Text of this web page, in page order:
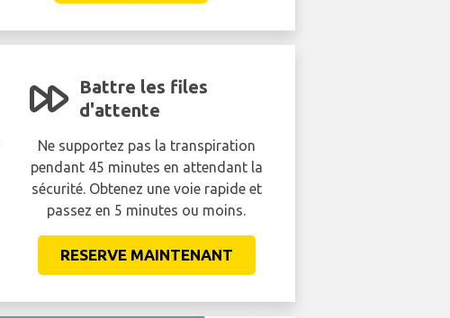
Battre les files
d'attente
Ne supportez pas la transpiration
pendant 45 minutes en attendant la
sécurité. Obtenez une voie rapide et
passez en 5 minutes ou moins.
RESERVE MAINTENANT